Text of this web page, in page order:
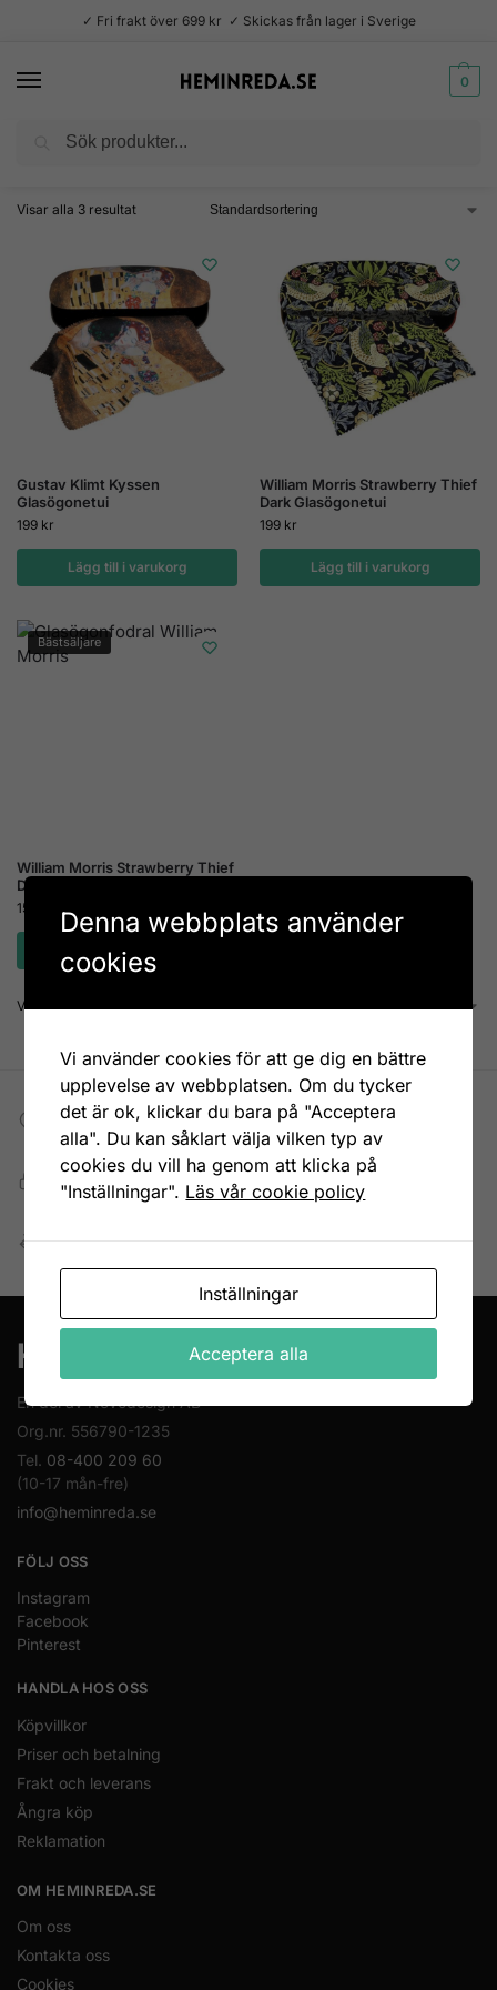
✓ Fri frakt över 699 kr ✓ Skickas från lager i Sverige
0
Produkter märkta ”glasögon”
Visar alla 3 resultat
Gustav Klimt Kyssen
Glasögonetui
199 kr
Lägg till i varukorg
William Morris Strawberry Thief
Dark Glasögonetui
199 kr
Lägg till i varukorg
Bästsäljare
William Morris Strawberry Thief
Dark Glasögonetui i plåt
159
Lägg till i varukorg
Visar alla 3 resultat
Fri frakt till DHL ombud
Vid köp över 699 kr
Snabb, enkel och säker betalning
Betala allt direkt eller lite i taget med Walley
En del av Novodesign AB
Org.nr. 556790-1235
Tel. 08-400 209 60
(10-17 mån-fre)
info@heminreda.se
FÖLJ OSS
Instagram
Facebook
Pinterest
HANDLA HOS OSS
Köpvillkor
Priser och betalning
Frakt och leverans
Ångra köp
Reklamation
OM HEMINREDA.SE
Om oss
Kontakta oss
Cookies
Denna webbplats använder
cookies
Vi använder cookies för att ge dig en bättre
upplevelse av webbplatsen. Om du tycker
det är ok, klickar du bara på "Acceptera
alla". Du kan såklart välja vilken typ av
cookies du vill ha genom att klicka på
"Inställningar". Läs vår cookie policy
Inställningar
Acceptera alla